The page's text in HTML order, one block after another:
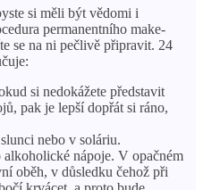
si měli být vědomi i
permanentního make-
se na ni pečlivě připravit. 24
si nedokážete představit
pak je lepší dopřát si ráno,
nebo v soláriu.
nápoje. V opačném
oběh, v důsledku čehož při